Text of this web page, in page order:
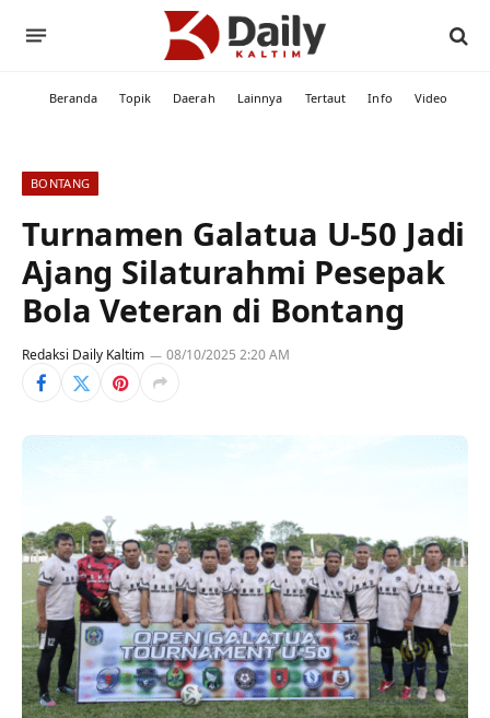
Beranda Topik Daerah Lainnya Tertaut Info Video
BONTANG
Turnamen Galatua U-50 Jadi
Ajang Silaturahmi Pesepak
Bola Veteran di Bontang
Redaksi Daily Kaltim 08/10/2025 2:20 AM